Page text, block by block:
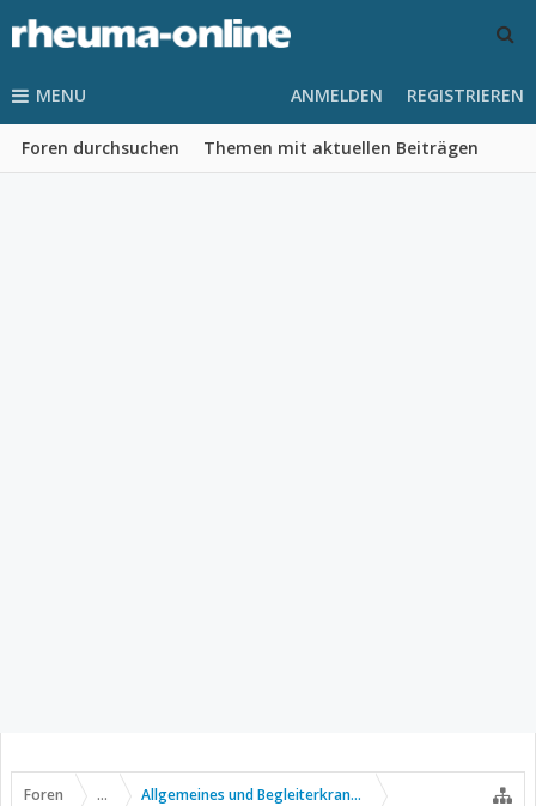
MENU
Foren durchsuchen Themen mit aktuellen Beiträgen
ANMELDEN REGISTRIEREN
Foren ... Allgemeines und Begleiterkrankungen